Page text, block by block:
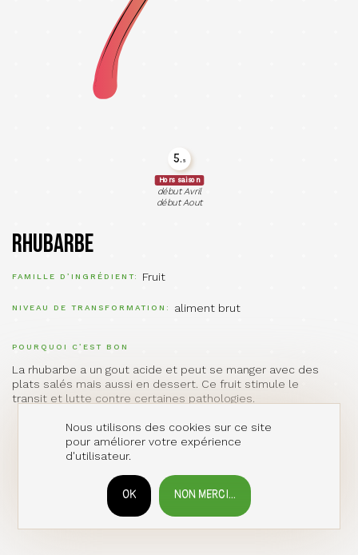
5.5
Hors saison
début Avril
début Aout
Rhubarbe
FAMILLE D’INGRÉDIENT Fruit
NIVEAU DE TRANSFORMATION aliment brut
POURQUOI C’EST BON
La rhubarbe a un gout acide et peut se manger avec des
plats salés mais aussi en dessert. Ce fruit stimule le
transit et lutte contre certaines pathologies.
Nous utilisons des cookies sur ce site
pour améliorer votre expérience
d'utilisateur.
NON MERCI...
OK
RETIRER LE CONSENTEMENT